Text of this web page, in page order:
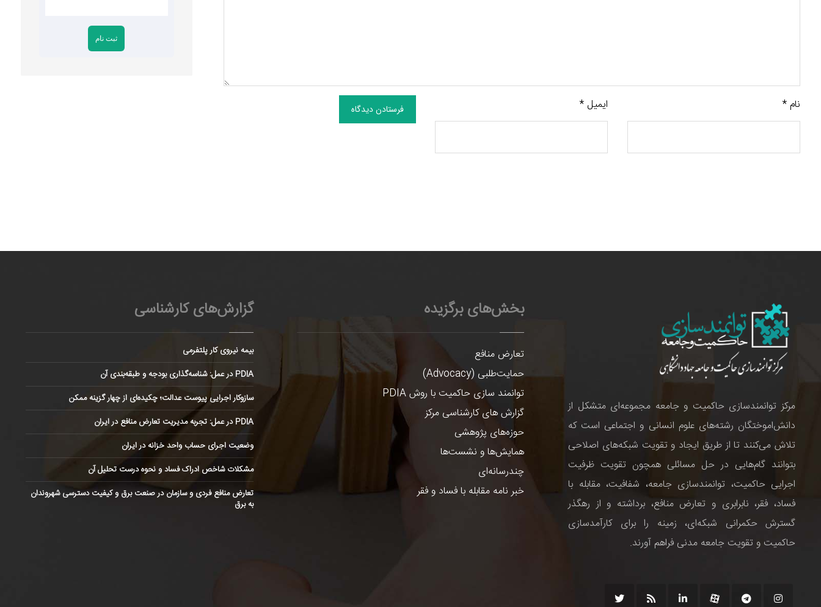
نام* ایمیل* فرستادن دیدگاه
مرکز توانمندسازی حاکمیت و جامعه مجموعه‌ای متشکل از
دانش‌اموختگان رشته‌های علوم انسانی و اجتماعی است که
تلاش می‌کنند تا از طریق ایجاد و تقویت شبکه‌های اصلاحی
بتوانند گام‌هایی در حل مسائلی همچون تقویت ظرفیت
اجرایی حاکمیت، توانمندسازی جامعه، شفافیت، مقابله با
فساد، فقر، نابرابری و تعارض منافع، برداشته و از رهگذر
گسترش حکمرانی شبکه‌ای، زمینه را برای کارآمدسازی
حاکمیت و تقویت جامعه مدنی فراهم آورند.
بخش‌های برگزیده
تعارض منافع
حمایت‌طلبی (Advocacy)
توانمند سازی حاکمیت با روش PDIA
گزارش های کارشناسی مرکز
حوزه‌های پژوهشی
همایش‌ها و نشست‌ها
چندرسانه‌ای
خبر نامه مقابله با فساد و فقر
گزارش‌های کارشناسی
بیمه نیروی کار پلتفرمی
PDIA در عمل: شناسه‌گذاری بودجه و طبقه‌بندی آن
سازوکار اجرایی پیوست عدالت؛ چکیده‌ای از چهار گزینه ممکن
PDIA در عمل: تجربه مدیریت تعارض منافع در ایران
وضعیت اجرای حساب واحد خزانه در ایران
مشکلات شاخص ادراک فساد و نحوه درست تحلیل آن
تعارض منافع فردی و سازمان در صنعت برق و کیفیت دسترسی شهروندان
به برق